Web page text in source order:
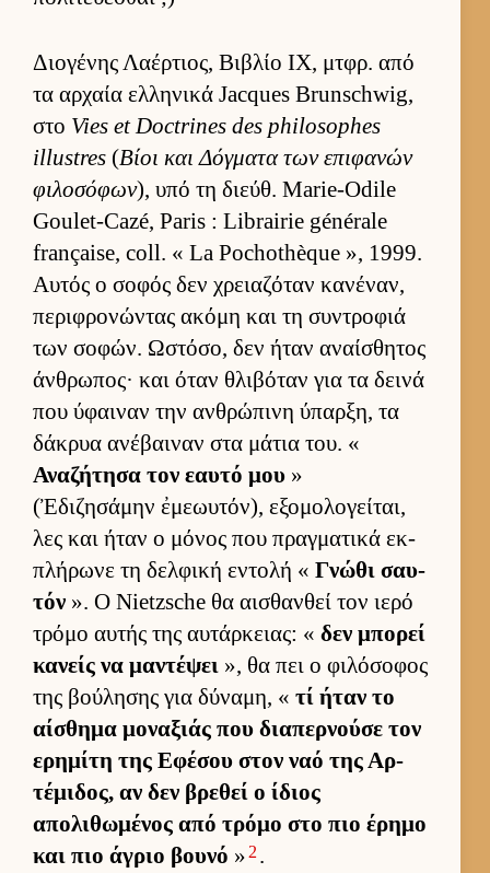
Διο­γένης Λαέρ­τιος, Βιβλίο IX, μτ­φρ. από
τα αρ­χαία ελ­ληνικά Jacques Brunschwig,
στο Vies et Doctrines des philosophes
illustres (Βίοι και Δόγ­ματα των επιφανών
φιλοσόφων), υπό τη διεύθ. Marie-Odile
Goulet-Cazé, Paris : Librairie générale
française, coll. « La Pochothèque », 1999.
Αυ­τός ο σοφός δεν χρεια­ζόταν κανέναν,
περιφρονώντας ακόμη και τη συντροφιά
των σοφών. Ωστόσο, δεν ήταν αναί­σθητος
άν­θρωπος· και όταν θλιβόταν για τα δεινά
που ύφαι­ναν την αν­θρώπινη ύπαρ­ξη, τα
δάκρυα ανέβαι­ναν στα μάτια του. «
Αναζήτησα τον εαυτό μου »
(Ἐδιζησάμην ἐμεωυτόν), εξομολογεί­ται,
λες και ήταν ο μόνος που πραγ­ματικά εκ­
πλήρωνε τη δελ­φική εντολή « Γνώθι σαυ­
τόν ». Ο Nietzsche θα αι­σθαν­θεί τον ιερό
τρόμο αυ­τής της αυ­τάρ­κειας: « δεν μπορεί
κανείς να μαντέψει », θα πει ο φιλόσοφος
της βού­λησης για δύναμη, « τί ήταν το
αί­σθημα μοναξιάς που δια­περ­νούσε τον
ερημίτη της Εφέσου στον ναό της Αρ­
τέμιδος, αν δεν βρεθεί ο ίδιος
απολιθωμένος από τρόμο στο πιο έρημο
και πιο άγριο βουνό » 2 .